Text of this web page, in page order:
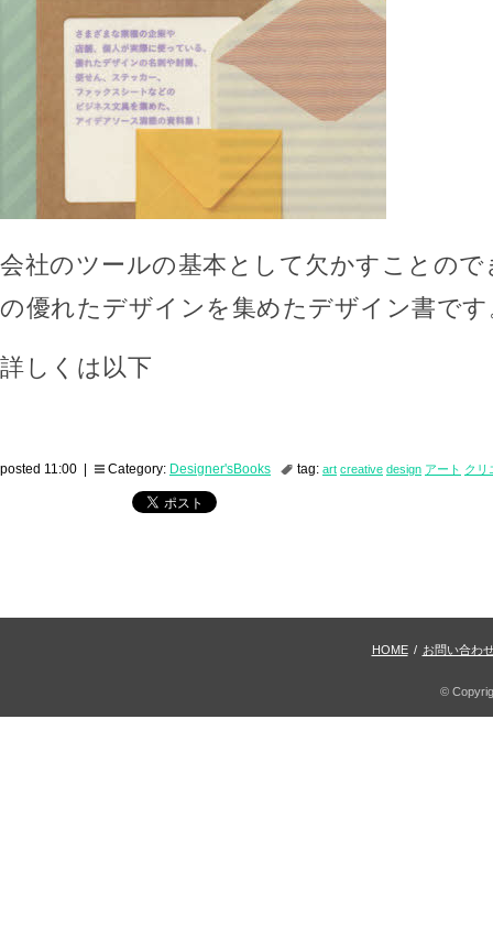
会社のツールの基本として欠かすことの
の優れたデザインを集めたデザイン書です
詳しくは以下
posted 11:00 | Category: Designer'sBooks tag: art creative design アート クリ
HOME / お問い合わ
©